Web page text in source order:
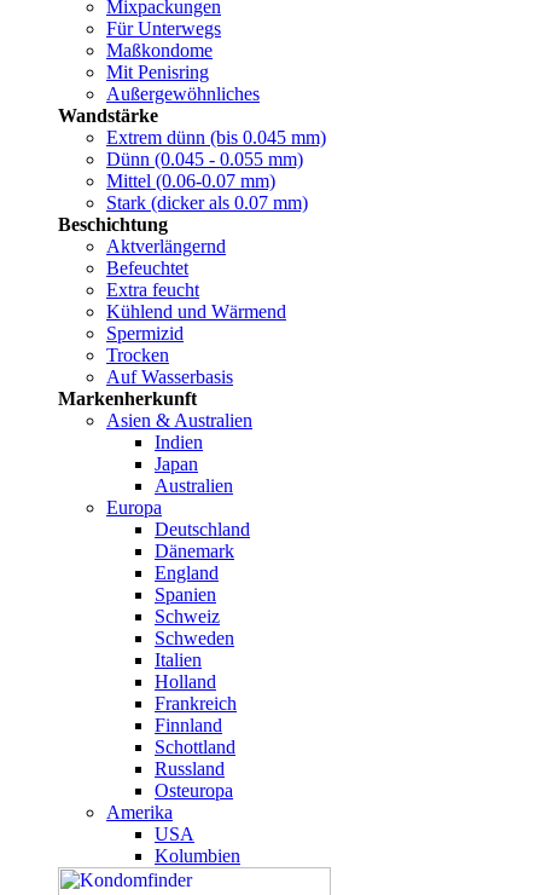
Mixpackungen
Für Unterwegs
Maßkondome
Mit Penisring
Außergewöhnliches
Wandstärke
Extrem dünn (bis 0.045 mm)
Dünn (0.045 - 0.055 mm)
Mittel (0.06-0.07 mm)
Stark (dicker als 0.07 mm)
Beschichtung
Aktverlängernd
Befeuchtet
Extra feucht
Kühlend und Wärmend
Spermizid
Trocken
Auf Wasserbasis
Markenherkunft
Asien & Australien
Indien
Japan
Australien
Europa
Deutschland
Dänemark
England
Spanien
Schweiz
Schweden
Italien
Holland
Frankreich
Finnland
Schottland
Russland
Osteuropa
Amerika
USA
Kolumbien